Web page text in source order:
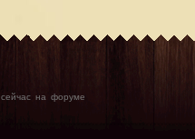
сейчас на форуме